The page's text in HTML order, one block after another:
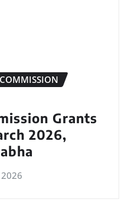
COMMISSION
Grants
2026,
2026